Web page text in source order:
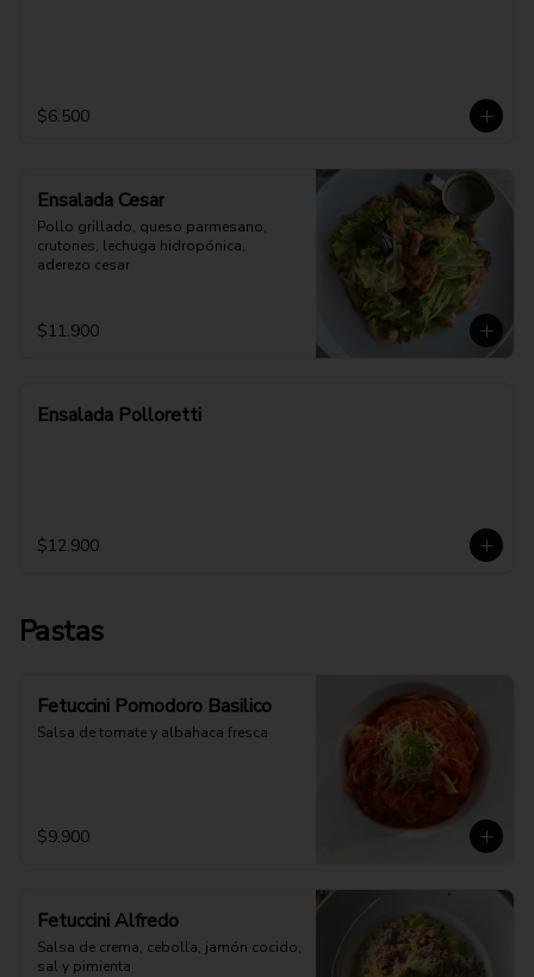
$6.500
Ensalada Cesar
Pollo grillado, queso parmesano,
crutones, lechuga hidropónica,
aderezo cesar
$11.900
Ensalada Polloretti
$12.900
Pastas
Fetuccini Pomodoro Basilico
Salsa de tomate y albahaca fresca
$9.900
Fetuccini Alfredo
Salsa de crema, cebolla, jamón cocido,
sal y pimienta